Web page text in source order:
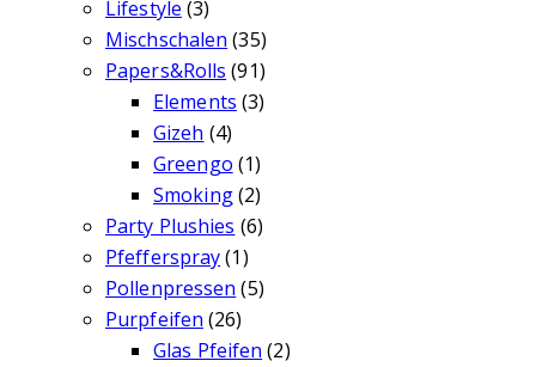
Lifestyle (3)
Mischschalen (35)
Papers&Rolls (91)
Elements (3)
Gizeh (4)
Greengo (1)
Smoking(2)
Party Plushies (6)
Pfefferspray(1)
Pollenpressen (5)
Purpfeifen (26)
Glas Pfeifen (2)